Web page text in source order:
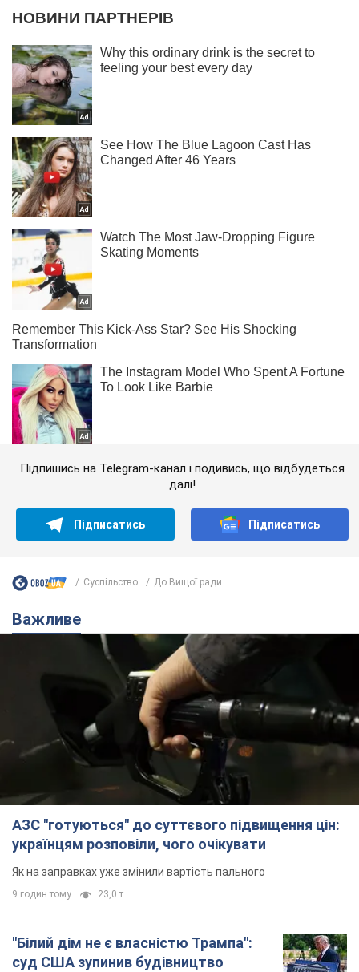
Підпишись на Telegram-канал і подивись, що відбудеться
далі!
Підписатись Підписатись
Суспільство До Вищої ради...
Важливе
АЗС "готуються" до суттєвого підвищення цін:
українцям розповіли, чого очікувати
Як на заправках уже змінили вартість пального
9 годин тому 23,0 т.
"Білий дім не є власністю Трампа":
суд США зупинив будівництво